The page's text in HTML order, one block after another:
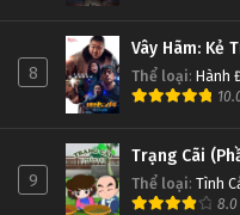
8
Vây Hãm: Kẻ
Thể loại: Hành
9
Trạng Cãi
Thể loại: Tình
8.0